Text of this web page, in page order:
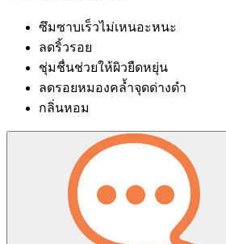
ซึมซาบเร็วไม่เหนอะหนะ
ลดริ้วรอย
ชุ่มชื่นช่วยให้ผิวยืดหยุ่น
ลดรอยหมองคล้ำจุดด่างดำ
กลิ่นหอม